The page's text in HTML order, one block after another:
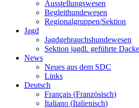
Ausstellungswesen
Begleithundewesen
Regionalgruppen/Sektion
Jagd
Jagdgebrauchshundewesen
Sektion jagdl. geführte
News
Neues aus dem SDC
Links
Deutsch
Français (Französisch)
Italiano (Italienisch)